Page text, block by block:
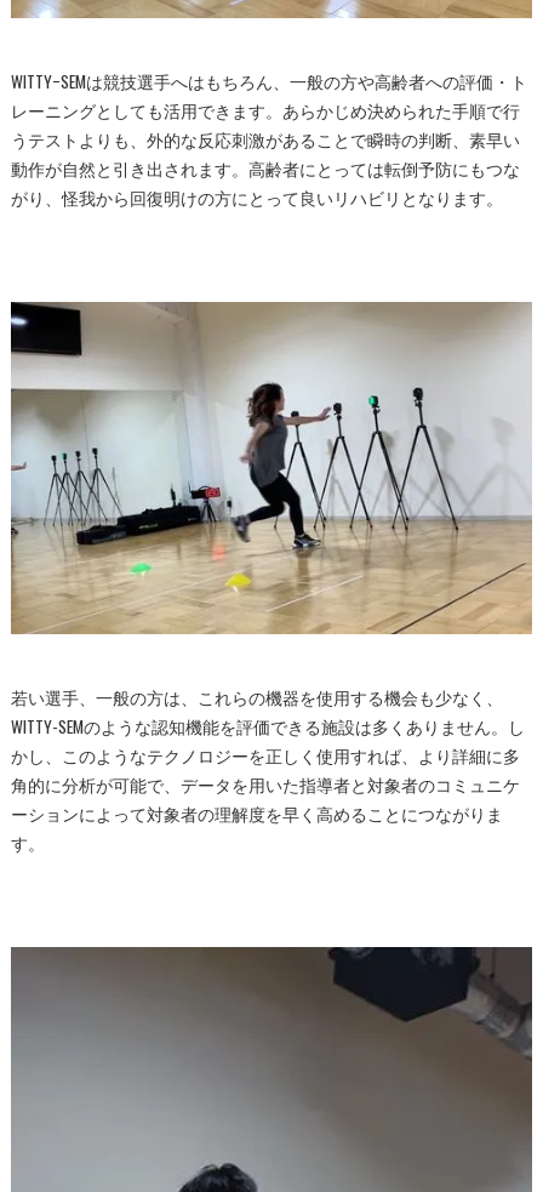
WITTYｰSEMは競技選手へはもちろん、一般の方や高齢者への評価・ト
レーニングとしても活用できます。あらかじめ決められた手順で行
うテストよりも、外的な反応刺激があることで瞬時の判断、素早い
動作が自然と引き出されます。高齢者にとっては転倒予防にもつな
がり、怪我から回復明けの方にとって良いリハビリとなります。
若い選手、一般の方は、 これらの機器を使用する機会も少なく、
WITTY-SEMのような認知機能を評価できる施設は多くありません。し
かし、このようなテクノロジーを正しく使用すれば、より詳細に多
角的に分析が可能で、データを用いた指導者と対象者のコミュニケ
ーションによって対象者の理解度を早く高めることにつながりま
す。